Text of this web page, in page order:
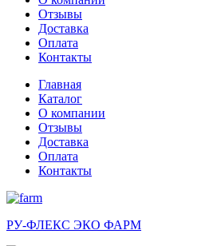
Отзывы
Доставка
Оплата
Контакты
Главная
Каталог
О компании
Отзывы
Доставка
Оплата
Контакты
РУ-ФЛЕКС ЭКО ФАРМ